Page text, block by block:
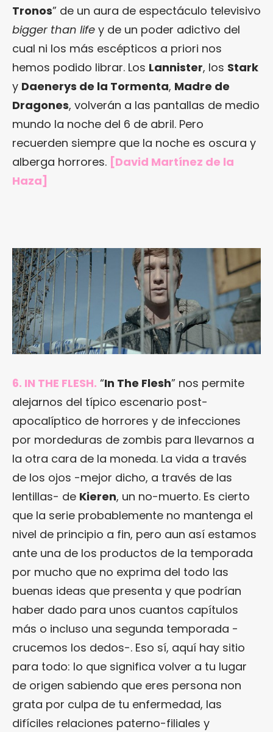
Tronos” de un aura de espectáculo televisivo
bigger than life y de un poder adictivo del
cual ni los más escépticos a priori nos
hemos podido librar. Los Lannister, los Stark
y Daenerys de la Tormenta, Madre de
Dragones, volverán a las pantallas de medio
mundo la noche del 6 de abril. Pero
recuerden siempre que la noche es oscura y
alberga horrores. [David Martínez de la
Haza]
6. IN THE FLESH. “In The Flesh” nos permite
alejarnos del típico escenario post-
apocalíptico de horrores y de infecciones
por mordeduras de zombis para llevarnos a
la otra cara de la moneda. La vida a través
de los ojos -mejor dicho, a través de las
lentillas- de Kieren, un no-muerto. Es cierto
que la serie probablemente no mantenga el
nivel de principio a fin, pero aun así estamos
ante una de los productos de la temporada
por mucho que no exprima del todo las
buenas ideas que presenta y que podrían
haber dado para unos cuantos capítulos
más o incluso una segunda temporada -
crucemos los dedos-. Eso sí, aquí hay sitio
para todo: lo que significa volver a tu lugar
de origen sabiendo que eres persona non
grata por culpa de tu enfermedad, las
difíciles relaciones paterno-filiales y